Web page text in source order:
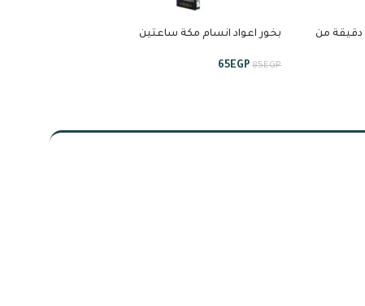
بخور اعواد انسام مكة 90 دقيقة من
بخور اعواد انسام مكة ساعتين
85EGP
65EGP